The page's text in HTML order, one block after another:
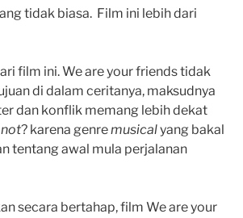
tidak biasa. Film ini lebih dari
film ini. We are your friends tidak
di dalam ceritanya, maksudnya
dan konflik memang lebih dekat
? karena genremusicalyang bakal
tentang awal mula perjalanan
secara bertahap, film We are your